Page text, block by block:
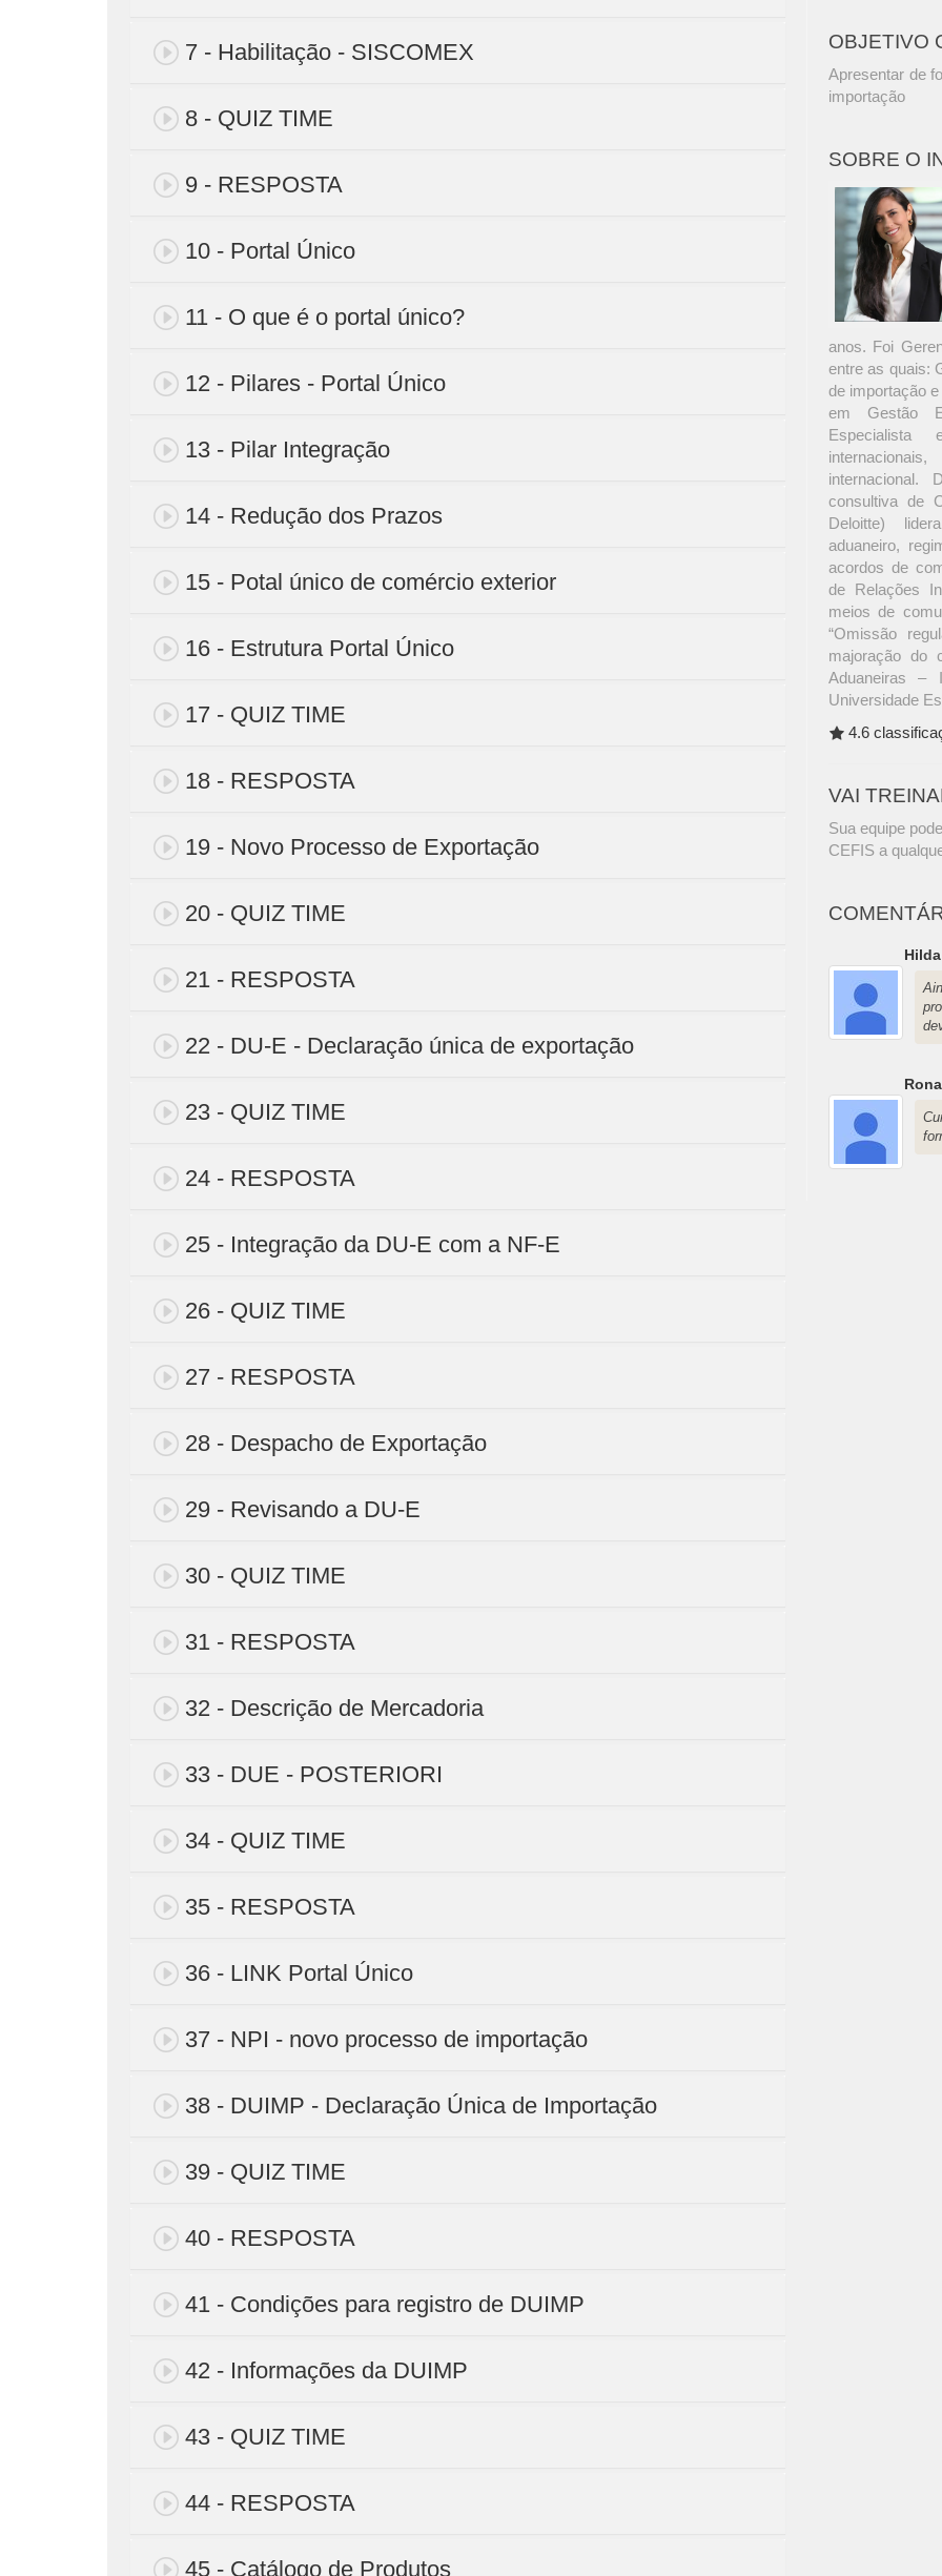
7 - Habilitação - SISCOMEX
8 - QUIZ TIME
9 - RESPOSTA
10 - Portal Único
11 - O que é o portal único?
12 - Pilares - Portal Único
13 - Pilar Integração
14 - Redução dos Prazos
15 - Potal único de comércio exterior
16 - Estrutura Portal Único
17 - QUIZ TIME
18 - RESPOSTA
19 - Novo Processo de Exportação
20 - QUIZ TIME
21 - RESPOSTA
22 - DU-E - Declaração única de exportação
23 - QUIZ TIME
24 - RESPOSTA
25 - Integração da DU-E com a NF-E
26 - QUIZ TIME
27 - RESPOSTA
28 - Despacho de Exportação
29 - Revisando a DU-E
30 - QUIZ TIME
31 - RESPOSTA
32 - Descrição de Mercadoria
33 - DUE - POSTERIORI
34 - QUIZ TIME
35 - RESPOSTA
36 - LINK Portal Único
37 - NPI - novo processo de importação
38 - DUIMP - Declaração Única de Importação
39 - QUIZ TIME
40 - RESPOSTA
41 - Condições para registro de DUIMP
42 - Informações da DUIMP
43 - QUIZ TIME
44 - RESPOSTA
45 - Catálogo de Produtos
OBJETIVO
Apresentar de
importação
SOBRE O
anos. Foi
entre as quais:
de importação
em Gestão
Especialista
consultiva de
Deloitte)
aduaneiro,
acordos de
de Relações
meios de
“Omissão
majoração do
Aduaneiras –
Universidade
4.6
VAI
Sua equipe
CEFIS a